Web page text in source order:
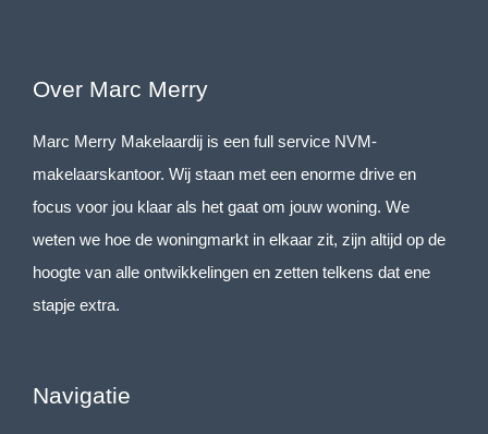
Over Marc Merry
Marc Merry Makelaardij is een full service NVM-
makelaarskantoor. Wij staan met een enorme drive en
focus voor jou klaar als het gaat om jouw woning. We
weten we hoe de woningmarkt in elkaar zit, zijn altijd op de
hoogte van alle ontwikkelingen en zetten telkens dat ene
stapje extra.
Navigatie